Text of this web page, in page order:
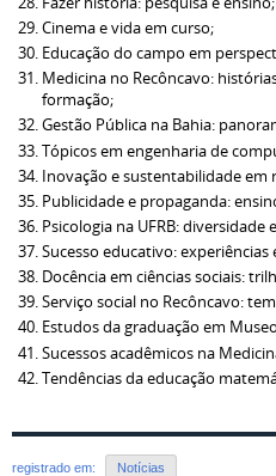
Cinema e vida em curso;
Educação do campo em
Medicina no Recôncavo:
formação;
Gestão Pública na Bahia:
Tópicos em engenharia de
Inovação e sustentabilidade em
Publicidade e propaganda:
Psicologia na UFRB:
Sucesso educativo:
Docência em ciências sociais:
Serviço social no Recôncavo:
Estudos da graduação em
Sucessos acadêmicos na
Tendências da educação
registrado em: Notícias